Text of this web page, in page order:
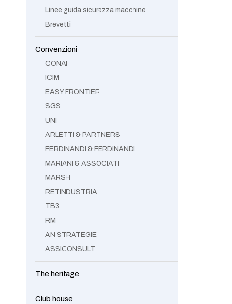
Linee guida sicurezza macchine
Brevetti
Convenzioni
CONAI
ICIM
EASY FRONTIER
SGS
UNI
ARLETTI & PARTNERS
FERDINANDI & FERDINANDI
MARIANI & ASSOCIATI
MARSH
RETINDUSTRIA
TB3
RM
AN STRATEGIE
ASSICONSULT
The heritage
Club house